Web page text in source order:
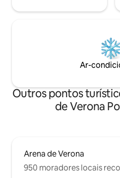
Ar-
Outros pontos
de Verona
Arena de Verona
950 moradores locais